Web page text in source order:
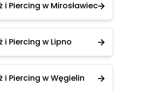
i Piercing w Mirosławiec
i Piercing w Lipno
i Piercing w Węgielin